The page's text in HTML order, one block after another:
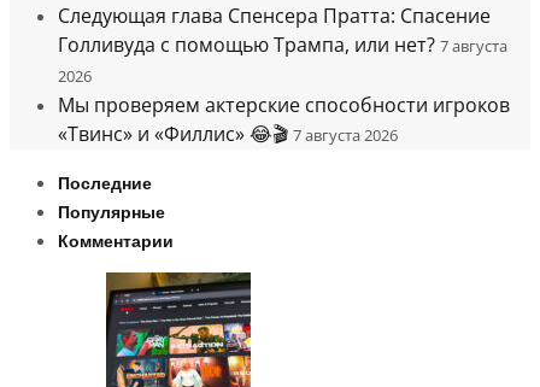
Следующая глава Спенсера Пратта: Спасение
Голливуда с помощью Трампа, или нет? 7 августа
2026
Мы проверяем актерские способности игроков
«Твинс» и «Филлис» 😂🎬 7 августа 2026
Последние
Популярные
Комментарии